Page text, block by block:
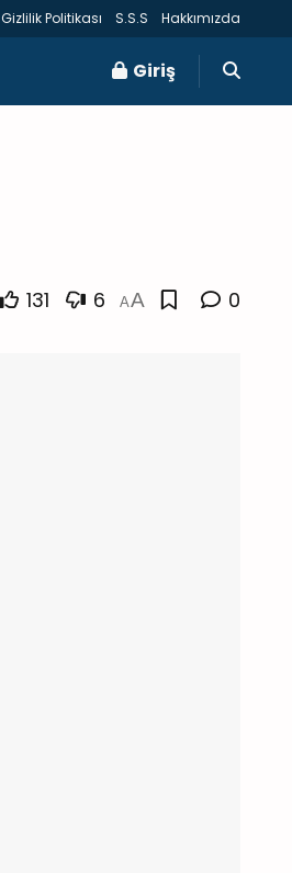
Gizlilik Politikası S.S.S Hakkımızda
Giriş
131 6 AA 0